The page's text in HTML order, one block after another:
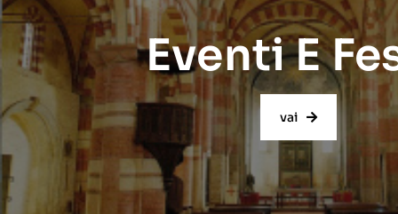
Eventi E
vai